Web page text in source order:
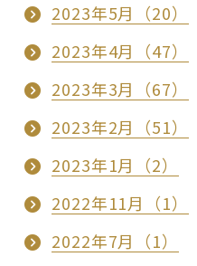
2023年5月（20）
2023年4月（47）
2023年3月（67）
2023年2月（51）
2023年1月（2）
2022年11月（1）
2022年7月（1）